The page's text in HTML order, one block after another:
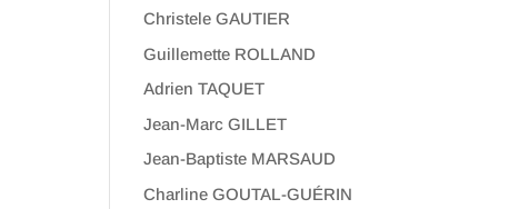
Christele GAUTIER
Guillemette ROLLAND
Adrien TAQUET
Jean-Marc GILLET
Jean-Baptiste MARSAUD
Charline GOUTAL-GUÉRIN